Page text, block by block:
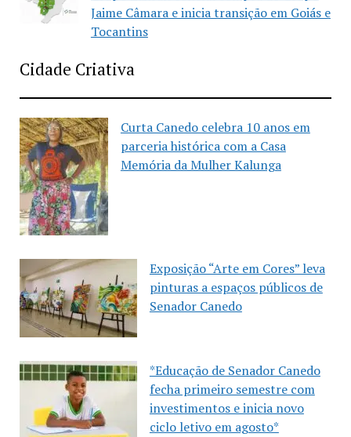
Jaime Câmara e inicia transição em Goiás e
Tocantins
Cidade Criativa
Curta Canedo celebra 10 anos em
parceria histórica com a Casa
Memória da Mulher Kalunga
Exposição “Arte em Cores” leva
pinturas a espaços públicos de
Senador Canedo
*Educação de Senador Canedo
fecha primeiro semestre com
investimentos e inicia novo
ciclo letivo em agosto*